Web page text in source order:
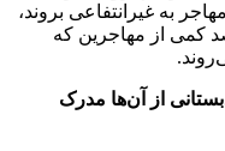
به غیرانتفاعی بروند،
کمی از مهاجرین که
از آن‌ها مدرک